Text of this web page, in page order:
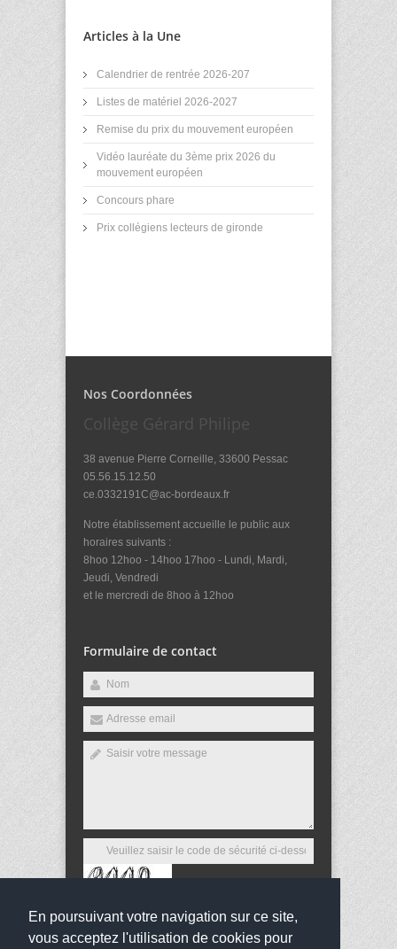
En poursuivant votre navigation sur ce site,
vous acceptez l'utilisation de cookies pour
Articles à la Une
Calendrier de rentrée 2026-207
Listes de matériel 2026-2027
Remise du prix du mouvement européen
Vidéo lauréate du 3ème prix 2026 du
mouvement européen
Concours phare
Prix collégiens lecteurs de gironde
Nos Coordonnées
Collège Gérard Philipe
38 avenue Pierre Corneille, 33600 Pessac
05.56.15.12.50
ce.0332191C@ac-bordeaux.fr
Notre établissement accueille le public aux
horaires suivants :
8hoo 12hoo - 14hoo 17hoo - Lundi, Mardi,
Jeudi, Vendredi
et le mercredi de 8hoo à 12hoo
Formulaire de contact
Envoyer